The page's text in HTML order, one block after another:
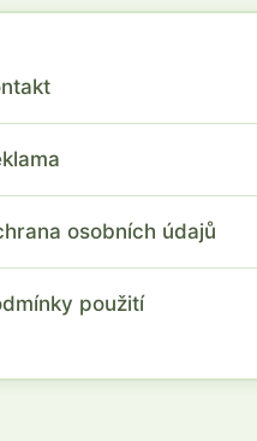
osobních údajů
použití